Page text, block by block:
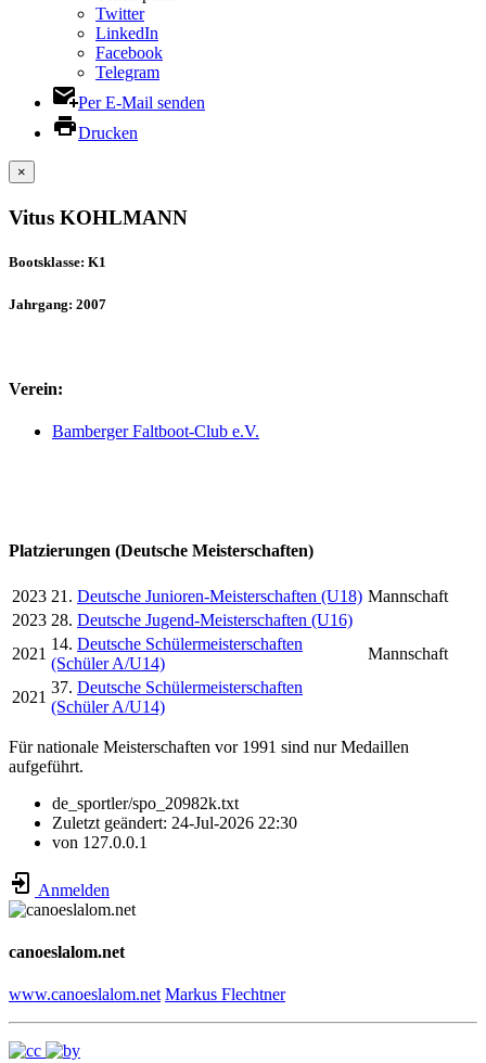
Twitter
LinkedIn
Facebook
Telegram
Per E-Mail senden
Drucken
×
Vitus KOHLMANN
Bootsklasse: K1
Jahrgang: 2007
Verein:
Bamberger Faltboot-Club e.V.
Platzierungen (Deutsche Meisterschaften)
2023 21. Deutsche Junioren-Meisterschaften (U18) Mannschaft
2023 28. Deutsche Jugend-Meisterschaften (U16)
2021
14. Deutsche Schülermeisterschaften
(Schüler A/U14)
Mannschaft
2021
37. Deutsche Schülermeisterschaften
(Schüler A/U14)
Für nationale Meisterschaften vor 1991 sind nur Medaillen
aufgeführt.
de_sportler/spo_20982k.txt
Zuletzt geändert: 24-Jul-2026 22:30
von 127.0.0.1
Anmelden
canoeslalom.net
www.canoeslalom.net Markus Flechtner